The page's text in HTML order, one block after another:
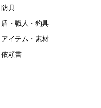
防具
盾・職人・釣具
アイテム・素材
依頼書